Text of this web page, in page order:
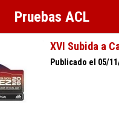
Pruebas ACL
XVI Subida a
Publicado el 05/